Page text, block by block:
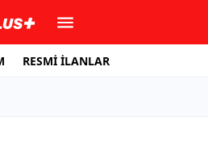
RESMİ İLANLAR